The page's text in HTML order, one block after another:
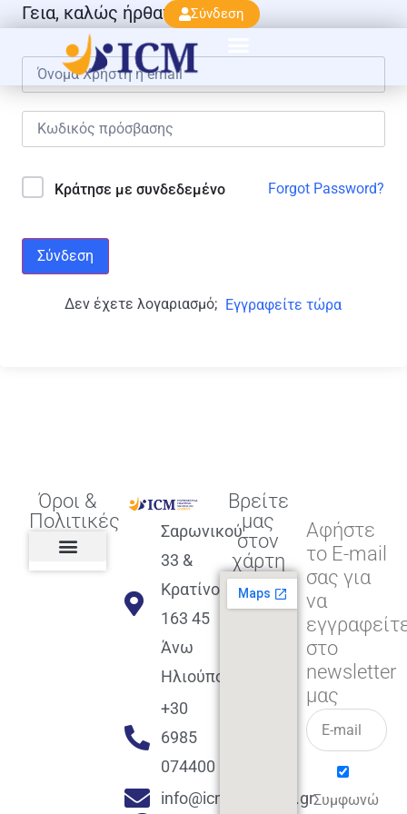
Σύνδεση
Γεια, καλώς ήρθατε πάλι!
Κράτησε με συνδεδεμένο Forgot Password?
Σύνδεση
Δεν έχετε λογαριασμό; Εγγραφείτε τώρα
Όροι &
Πολιτικές
Σαρωνικού
33 &
Κρατίνου
163 45
Άνω
Ηλιούπολη
+30
6985
074400
info@icmacademy.gr
Βρείτε
μας
στον
χάρτη
Αφήστε
το E-mail
σας για
να
στο
newsletter
μας
Συμφωνώ